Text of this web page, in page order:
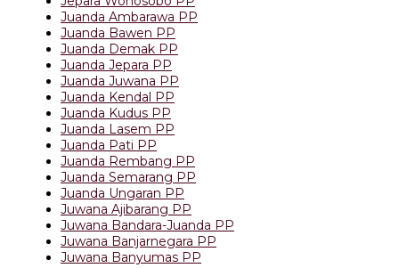
Juanda Ambarawa PP
Juanda Bawen PP
Juanda Demak PP
Juanda Jepara PP
Juanda Juwana PP
Juanda Kendal PP
Juanda Kudus PP
Juanda Lasem PP
Juanda Pati PP
Juanda Rembang PP
Juanda Semarang PP
Juanda Ungaran PP
Juwana Ajibarang PP
Juwana Bandara-Juanda PP
Juwana Banjarnegara PP
Juwana Banyumas PP